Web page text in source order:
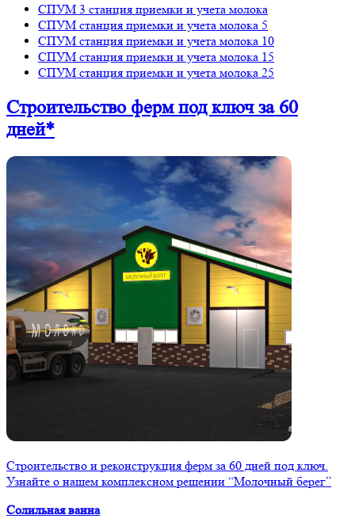
СПУМ 3 станция приемки и учета молока
СПУМ станция приемки и учета молока 5
СПУМ станция приемки и учета молока 10
СПУМ станция приемки и учета молока 15
СПУМ станция приемки и учета молока 25
Строительство фермпод ключ за 60
дней*
Строительство и реконструкция ферм за 60 дней под ключ.
Узнайте о нашем комплексном решении “Молочный берег”
Солильная ванна